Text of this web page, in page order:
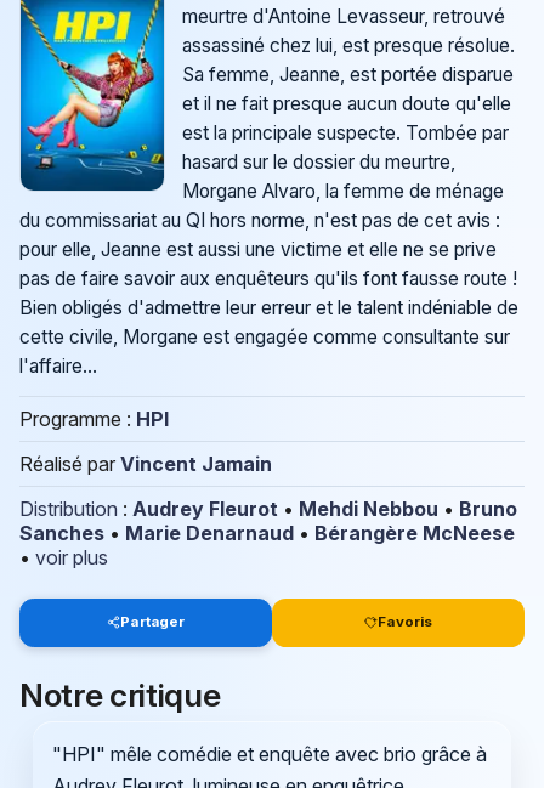
meurtre d'Antoine Levasseur, retrouvé
assassiné chez lui, est presque résolue.
Sa femme, Jeanne, est portée disparue
et il ne fait presque aucun doute qu'elle
est la principale suspecte. Tombée par
hasard sur le dossier du meurtre,
Morgane Alvaro, la femme de ménage
du commissariat au QI hors norme, n'est pas de cet avis :
pour elle, Jeanne est aussi une victime et elle ne se prive
pas de faire savoir aux enquêteurs qu'ils font fausse route !
Bien obligés d'admettre leur erreur et le talent indéniable de
cette civile, Morgane est engagée comme consultante sur
l'affaire…
Programme : HPI
Réalisé par Vincent Jamain
Distribution : Audrey Fleurot • Mehdi Nebbou • Bruno
Sanches • Marie Denarnaud • Bérangère McNeese
• voir plus
Partager Favoris
Notre critique
"HPI" mêle comédie et enquête avec brio grâce à